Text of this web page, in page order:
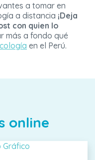
a tomar en
a distancia ¡Deja
con quien lo
más a fondo qué
en el Perú.
online